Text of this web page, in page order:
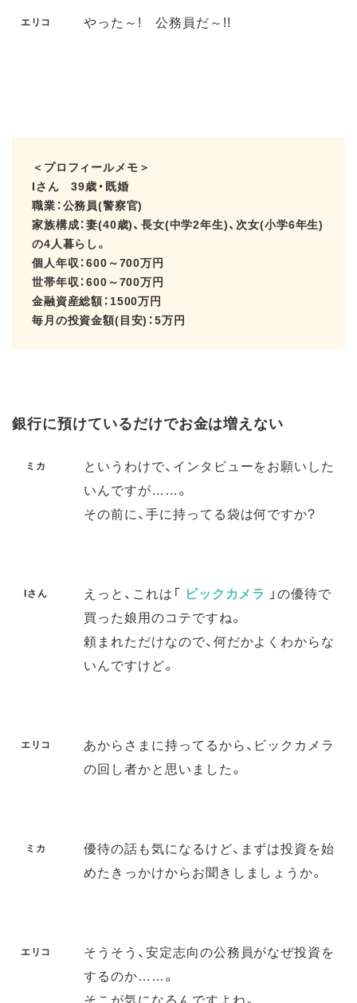
エリコ やった～! 公務員だ～!!
＜プロフィールメモ＞
Iさん 39歳・既婚
職業：公務員(警察官)
家族構成：妻(40歳)、長女(中学2年生)、次女(小学6年生)
の4人暮らし。
個人年収：600～700万円
世帯年収：600～700万円
金融資産総額：1500万円
毎月の投資金額(目安)：5万円
銀行に預けているだけでお金は増えない
ミカ
というわけで、インタビューをお願いした
いんですが……。
その前に、手に持ってる袋は何ですか?
Iさん えっと、これは「 ビックカメラ 」の優待で
買った娘用のコテですね。
頼まれただけなので、何だかよくわからな
いんですけど。
エリコ
あからさまに持ってるから、ビックカメラ
の回し者かと思いました。
ミカ
優待の話も気になるけど、まずは投資を始
めたきっかけからお聞きしましょうか。
エリコ
そうそう、安定志向の公務員がなぜ投資を
するのか……。
そこが気になるんですよね。